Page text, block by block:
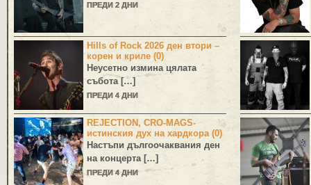
ПРЕДИ 2 ДНИ
Hills of Rock 2026 ден втори –
корен и криле (0)
Неусетно измина цялата
събота […]
ПРЕДИ 4 ДНИ
REJECTION, CRO-MAGS-
истинския дух на хардкора (0)
Настъпи дългоочаквания ден
на концерта […]
ПРЕДИ 4 ДНИ